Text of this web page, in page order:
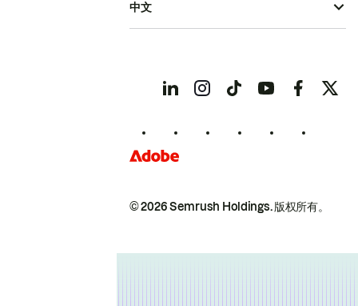
© 2026 Semrush Holdings.版权所有。
中文